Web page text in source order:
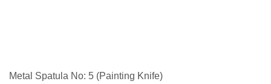
Metal Spatula No: 5 (Painting Knife)